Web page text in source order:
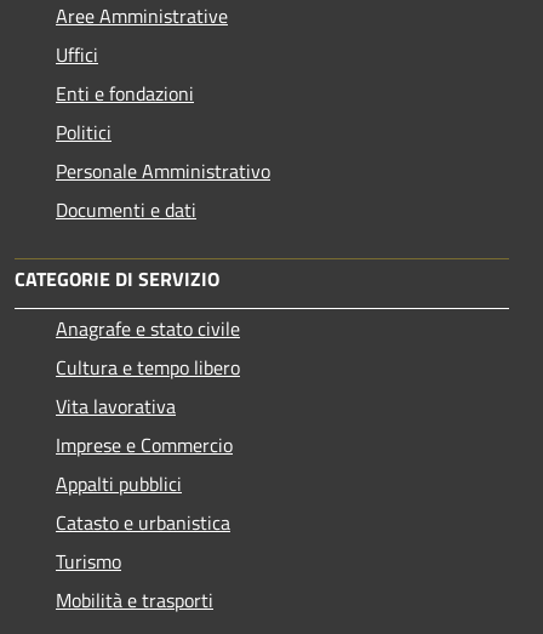
Aree Amministrative
Uffici
Enti e fondazioni
Politici
Personale Amministrativo
Documenti e dati
CATEGORIE DI SERVIZIO
Anagrafe e stato civile
Cultura e tempo libero
Vita lavorativa
Imprese e Commercio
Appalti pubblici
Catasto e urbanistica
Turismo
Mobilità e trasporti